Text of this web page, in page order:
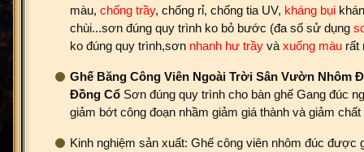
màu, chống trầy, chống rỉ, chống tia UV, kháng bụi
chùi...sơn đúng quy trình ko bỏ bước (đa số sử dụng
ko đúng quy trình,sơn nhanh hư trầy và xuống màu rất
Ghế Băng Công Viên Ngoài Trời Sân Vườn Nhôm
Đồng Cổ Sơn đúng quy trình cho bàn ghế Gang đúc
giảm bớt công đoạn nhầm giảm giá thành và giảm
Kinh nghiệm sản xuất: Ghế công viên nhôm đúc được